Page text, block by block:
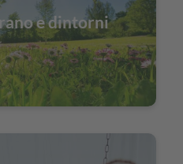
e dintorni